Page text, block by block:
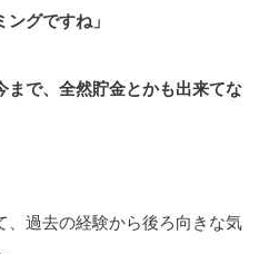
グですね」
まで、全然貯金とかも出来てな
、過去の経験から後ろ向きな気